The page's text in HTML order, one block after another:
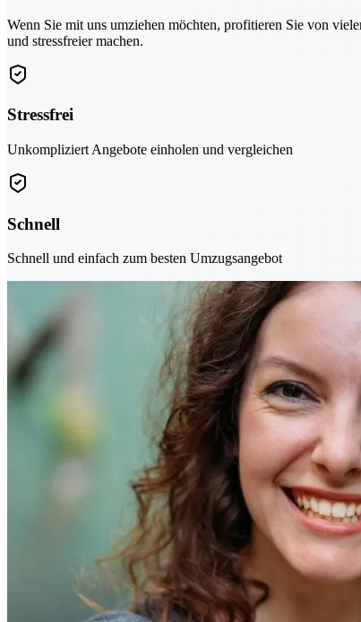
Wenn Sie mit uns umziehen möchten, profitieren Sie von
und stressfreier machen.
Stressfrei
Unkompliziert Angebote einholen und vergleichen
Schnell
Schnell und einfach zum besten Umzugsangebot